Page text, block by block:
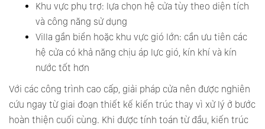
Khu vực phụ trợ: lựa chọn hệ cửa tùy theo diện tích
và công năng sử dụng
Villa gần biển hoặc khu vực gió lớn: cần ưu tiên các
hệ cửa có khả năng chịu áp lực gió, kín khí và kín
nước tốt hơn
Với các công trình cao cấp, giải pháp cửa nên được nghiên
cứu ngay từ giai đoạn thiết kế kiến trúc thay vì xử lý ở bước
hoàn thiện cuối cùng. Khi được tính toán từ đầu, kiến trúc